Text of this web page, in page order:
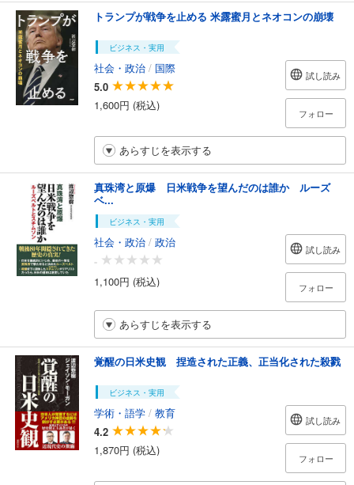
トランプが戦争を止める 米露蜜月とネオコンの崩壊
ビジネス・実用
社会・政治 / 国際
5.0
1,600円 (税込)
試し読み
フォロー
あらすじを表示する
真珠湾と原爆 日米戦争を望んだのは誰か ルーズ
ベ...
ビジネス・実用
社会・政治 / 政治
-
1,100円 (税込)
試し読み
フォロー
あらすじを表示する
覚醒の日米史観 捏造された正義、正当化された殺戮
ビジネス・実用
学術・語学 / 教育
4.2
1,870円 (税込)
試し読み
フォロー